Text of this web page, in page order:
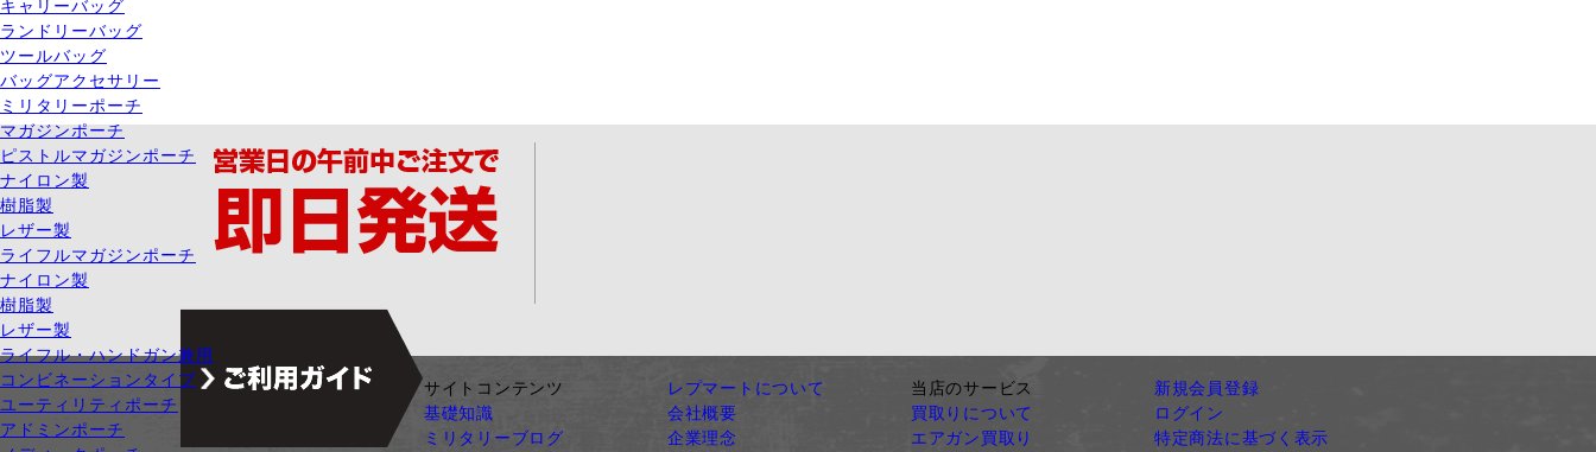
ランドリーバッグ
ツールバッグ
バッグアクセサリー
ミリタリーポーチ
マガジンポーチ
ピストルマガジンポーチ
ナイロン製
樹脂製
レザー製
ライフルマガジンポーチ
ナイロン製
樹脂製
レザー製
ライフル・ハンドガン兼用
コンビネーションタイプ
ユーティリティポーチ
アドミンポーチ
ジャンル別カテゴリ
サイトコンテンツ
基礎知識
ミリタリーブログ
レプマートについて
会社概要
企業理念
当店のサービス
買取りについて
エアガン買取り
新規会員登録
ログイン
特定商法に基づく表示